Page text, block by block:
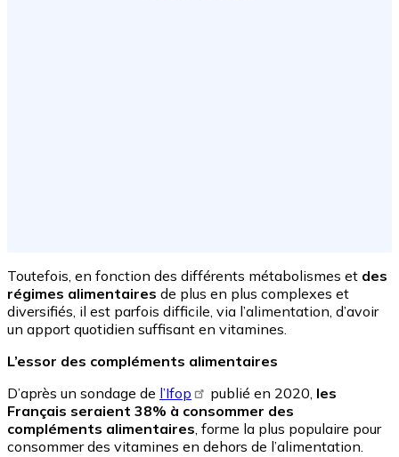
Toutefois, en fonction des différents métabolismes et des
régimes alimentaires de plus en plus complexes et
diversifiés, il est parfois difficile, via l’alimentation, d’avoir
un apport quotidien suffisant en vitamines.
L’essor des compléments alimentaires
D’après un sondage de l’Ifop publié en 2020, les
Français seraient 38% à consommer des
compléments alimentaires, forme la plus populaire pour
consommer des vitamines en dehors de l’alimentation.